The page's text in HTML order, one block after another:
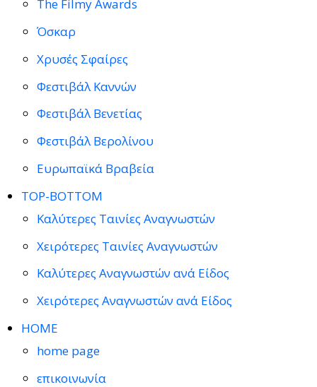
The Filmy Awards
Όσκαρ
Χρυσές Σφαίρες
Φεστιβάλ Καννών
Φεστιβάλ Βενετίας
Φεστιβάλ Βερολίνου
Ευρωπαϊκά Βραβεία
TOP-BOTTOM
Καλύτερες Ταινίες Αναγνωστών
Χειρότερες Ταινίες Αναγνωστών
Καλύτερες Αναγνωστών ανά Είδος
Χειρότερες Αναγνωστών ανά Είδος
HOME
home page
επικοινωνία